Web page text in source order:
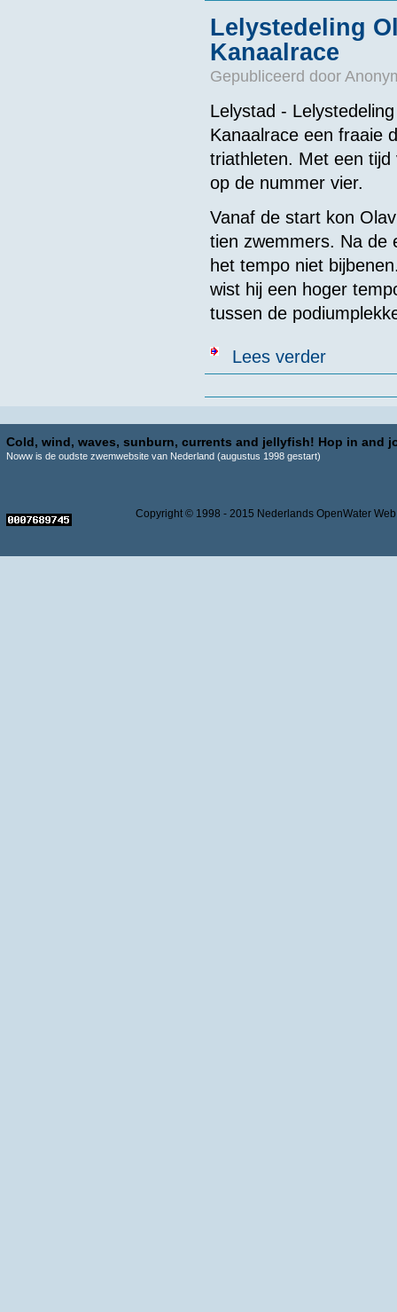
Lelystedeling
Kanaalrace
Gepubliceerd door
Lelystad -
Kanaalrace een fraaie
triathleten. Met een
op de nummer vier.
Vanaf de start kon
tien zwemmers. Na de
het tempo niet
wist hij een hoger
tussen de
Lees verderover
Cold, wind, waves, sunburn, currents and jellyfish! Hop in and
Noww is de oudste zwemwebsite van Nederland (augustus 1998 gestart)
Copyright © 1998 - 2015 Nederlands OpenWater